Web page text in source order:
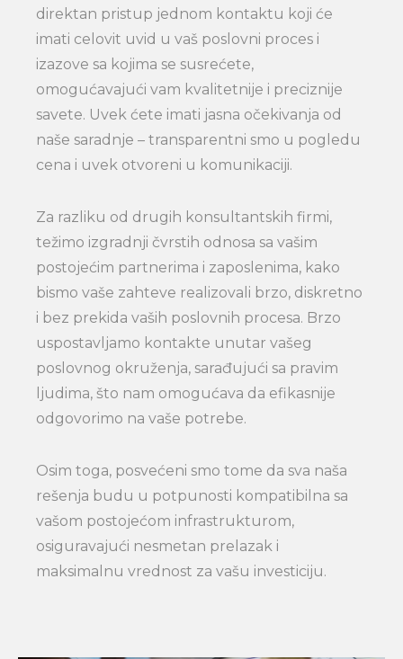
direktan pristup jednom kontaktu koji će
imati celovit uvid u vaš poslovni proces i
izazove sa kojima se susrećete,
omogućavajući vam kvalitetnije i preciznije
savete. Uvek ćete imati jasna očekivanja od
naše saradnje – transparentni smo u pogledu
cena i uvek otvoreni u komunikaciji.
Za razliku od drugih konsultantskih firmi,
težimo izgradnji čvrstih odnosa sa vašim
postojećim partnerima i zaposlenima, kako
bismo vaše zahteve realizovali brzo, diskretno
i bez prekida vaših poslovnih procesa. Brzo
uspostavljamo kontakte unutar vašeg
poslovnog okruženja, sarađujući sa pravim
ljudima, što nam omogućava da efikasnije
odgovorimo na vaše potrebe.
Osim toga, posvećeni smo tome da sva naša
rešenja budu u potpunosti kompatibilna sa
vašom postojećom infrastrukturom,
osiguravajući nesmetan prelazak i
maksimalnu vrednost za vašu investiciju.